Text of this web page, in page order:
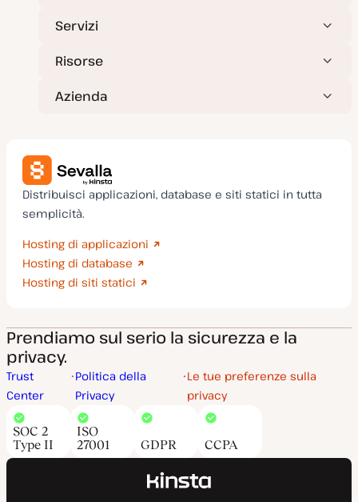
Servizi
Risorse
Azienda
Distribuisci applicazioni, database e siti statici in tutta
semplicità.
Hosting di applicazioni
Hosting di database
Hosting di siti statici
Prendiamo sul serio la sicurezza e la
privacy.
Trust
Center
Politica della
Privacy
Le tue preferenze sulla
privacy
SOC 2
Type II
ISO
27001
GDPR CCPA